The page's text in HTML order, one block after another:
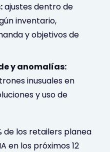
ajustes dentro de
inventario,
y objetivos de
y anomalías:
inusuales en
y uso de
de los retailers planea
en los próximos 12